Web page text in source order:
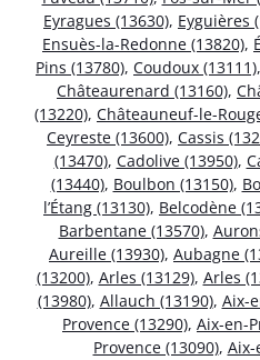
Eyragues (13630), Eyguières
Ensuès-la-Redonne (13820),
Pins (13780), Coudoux (13111),
Châteaurenard (13160),
(13220), Châteauneuf-le-
Ceyreste (13600), Cassis
(13470), Cadolive (13950),
(13440), Boulbon (13150),
l’Étang (13130), Belcodène
Barbentane (13570),
Aureille (13930), Aubagne
(13200), Arles (13129), Arles
(13980), Allauch (13190), Aix-
Provence (13290), Aix-en-
Provence (13090), Aix-